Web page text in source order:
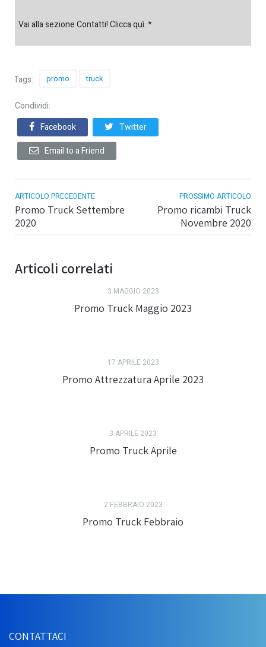
Vai alla sezione Contatti! Clicca quì. *
Tags: promo truck
Condividi:
Facebook
Twitter
Email to a Friend
ARTICOLO PRECEDENTE
Promo Truck Settembre
2020
PROSSIMO ARTICOLO
Promo ricambi Truck
Novembre 2020
Articoli correlati
3 MAGGIO 2023
Promo Truck Maggio 2023
17 APRILE 2023
Promo Attrezzatura Aprile 2023
3 APRILE 2023
Promo Truck Aprile
2 FEBBRAIO 2023
Promo Truck Febbraio
CONTATTACI